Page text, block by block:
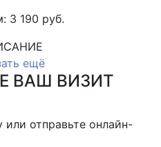
3 190 руб.
ещё
ВАШ ВИЗИТ
или отправьте онлайн-